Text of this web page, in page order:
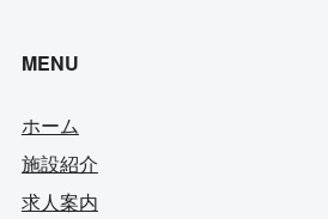
MENU
ホーム
施設紹介
求人案内